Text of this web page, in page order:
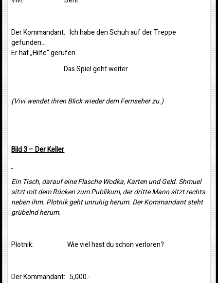
Der Kommandant: Ich habe den Schuh auf der Treppe
gefunden…
Er hat „Hilfe“ gerufen.
Das Spiel geht weiter.
(Vivi wendet ihren Blick wieder dem Fernseher zu.)
Bild 3 – Der Keller
Ein Tisch, darauf eine Flasche Wodka, Karten und Geld. Shmuel
sitzt mit dem Rücken zum Publikum, der dritte Mann sitzt rechts
neben ihm. Plotnik geht unruhig herum. Der Kommandant steht
grübelnd herum.
Plotnik: Wie viel hast du schon verloren?
Der Kommandant: 5,000.-